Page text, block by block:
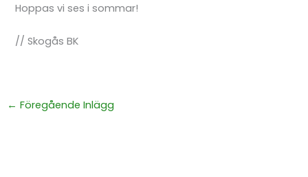
Hoppas vi ses i sommar!
// Skogås BK
← Föregående Inlägg